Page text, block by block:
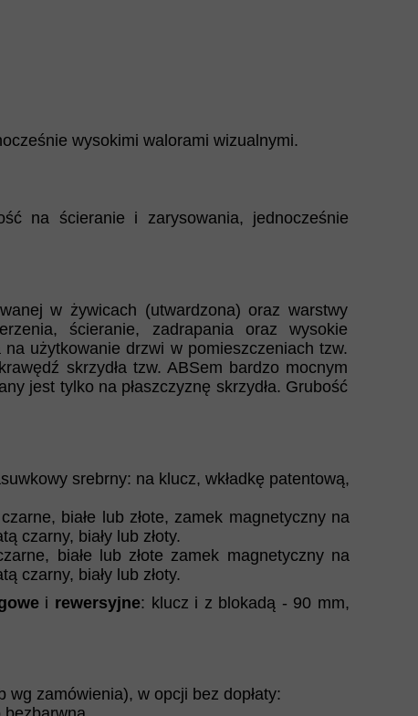
wysokimi walorami wizualnymi.
zamówienia), w opcji bez dopłaty:
i rewersyjne: klucz i z blokadą - 90 mm,
srebrny: na klucz, wkładkę patentową,
białe lub złote, zamek magnetyczny na
czarny, biały lub złoty.
białe lub złote zamek magnetyczny na
czarny, biały lub złoty.
w żywicach (utwardzona) oraz warstwy
ścieranie, zadrapania oraz wysokie
użytkowanie drzwi w pomieszczeniach tzw.
skrzydła tzw. ABSem bardzo mocnym
jest tylko na płaszczyznę skrzydła. Grubość
na ścieranie i zarysowania, jednocześnie